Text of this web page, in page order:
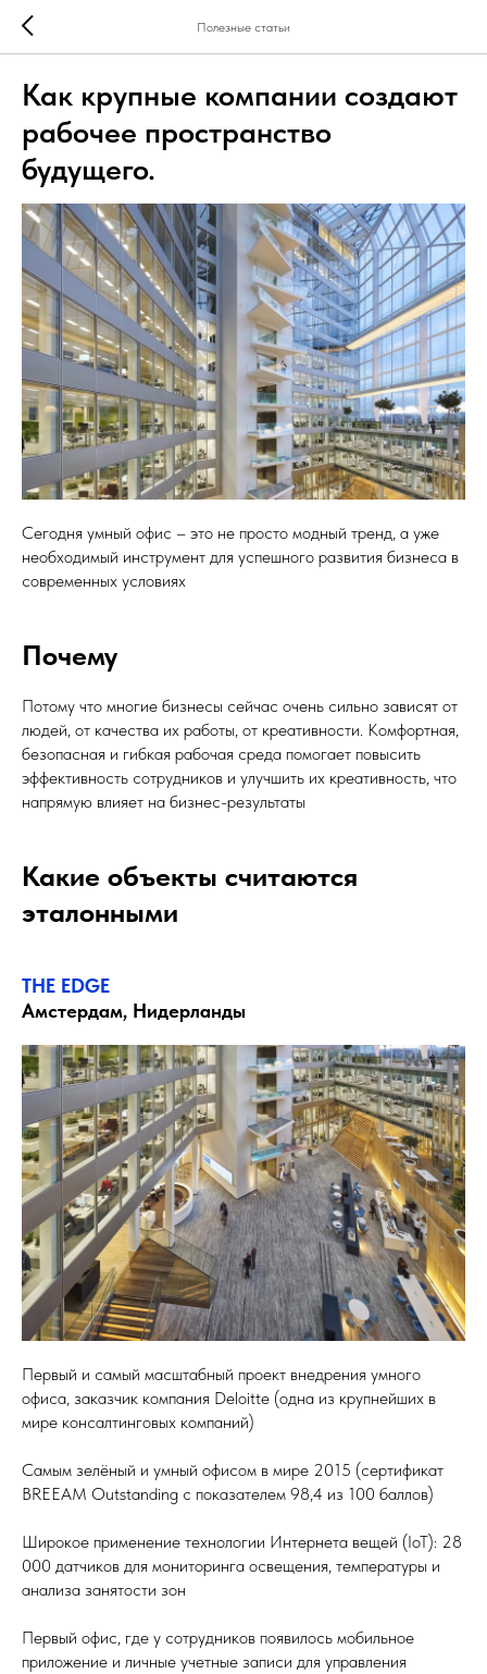
Полезные статьи
Как крупные компании создают
рабочее пространство
будущего.
Сегодня умный офис – это не просто модный тренд, а уже
необходимый инструмент для успешного развития бизнеса в
современных условиях
Почему
Потому что многие бизнесы сейчас очень сильно зависят от
людей, от качества их работы, от креативности. Комфортная,
безопасная и гибкая рабочая среда помогает повысить
эффективность сотрудников и улучшить их креативность, что
напрямую влияет на бизнес-результаты
Какие объекты считаются
эталонными
THE EDGE
Амстердам, Нидерланды
Первый и самый масштабный проект внедрения умного
офиса, заказчик компания Deloitte (одна из крупнейших в
мире консалтинговых компаний)
Самым зелёный и умный офисом в мире 2015 (сертификат
BREEAM Outstanding с показателем 98,4 из 100 баллов)
Широкое применение технологии Интернета вещей (IoT): 28
000 датчиков для мониторинга освещения, температуры и
анализа занятости зон
Первый офис, где у сотрудников появилось мобильное
приложение и личные учетные записи для управления